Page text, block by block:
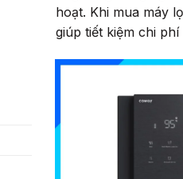
hoạt. Khi mua máy
giúp tiết kiệm chi